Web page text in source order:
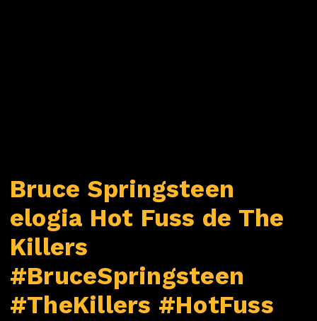
Bruce Springsteen
elogia Hot Fuss de The
Killers
#BruceSpringsteen
#TheKillers #HotFuss